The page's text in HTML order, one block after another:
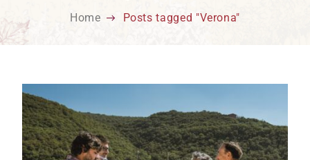
Home Posts tagged "Verona"